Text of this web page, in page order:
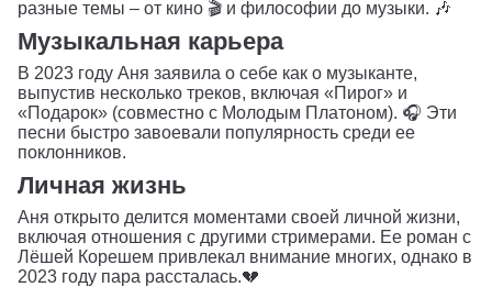
разные темы – от кино 🎬 и философии до музыки. 🎶
Музыкальная карьера
В 2023 году Аня заявила о себе как о музыканте,
выпустив несколько треков, включая «Пирог» и
«Подарок» (совместно с Молодым Платоном). 🎧 Эти
песни быстро завоевали популярность среди ее
поклонников.
Личная жизнь
Аня открыто делится моментами своей личной жизни,
включая отношения с другими стримерами. Ее роман с
Лёшей Корешем привлекал внимание многих, однако в
2023 году пара рассталась.💔